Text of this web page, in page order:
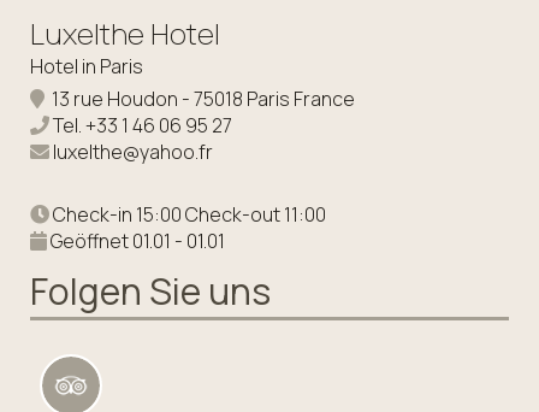
Luxelthe Hotel
Hotel in Paris
13 rue Houdon - 75018 Paris France
Tel.+33 1 46 06 95 27
luxelthe@yahoo.fr
Check-in 15:00 Check-out 11:00
Geöffnet 01.01 - 01.01
Folgen Sie uns